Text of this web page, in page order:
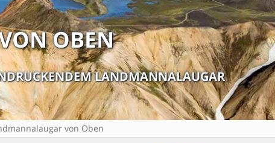
OBEN
LANDMANNALAUGAR
von Oben